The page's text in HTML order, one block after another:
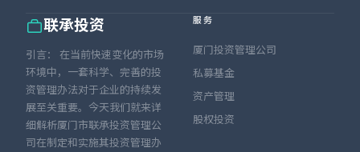
联承投资
引言： 在当前快速变化的市场
环境中，一套科学、完善的投
资管理办法对于企业的持续发
展至关重要。今天我们就来详
细解析厦门市联承投资管理公
司在制定和实施其投资管理办
服务
厦门投资管理公司
私募基金
资产管理
股权投资